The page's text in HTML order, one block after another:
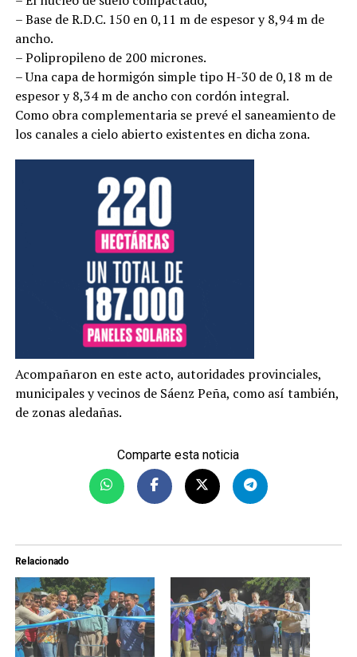
– Base de R.D.C. 150 en 0,11 m de espesor y 8,94 m de
ancho.
– Polipropileno de 200 micrones.
– Una capa de hormigón simple tipo H-30 de 0,18 m de
espesor y 8,34 m de ancho con cordón integral.
Como obra complementaria se prevé el saneamiento de
los canales a cielo abierto existentes en dicha zona.
Acompañaron en este acto, autoridades provinciales,
municipales y vecinos de Sáenz Peña, como así también,
de zonas aledañas.
Comparte esta noticia
Relacionado